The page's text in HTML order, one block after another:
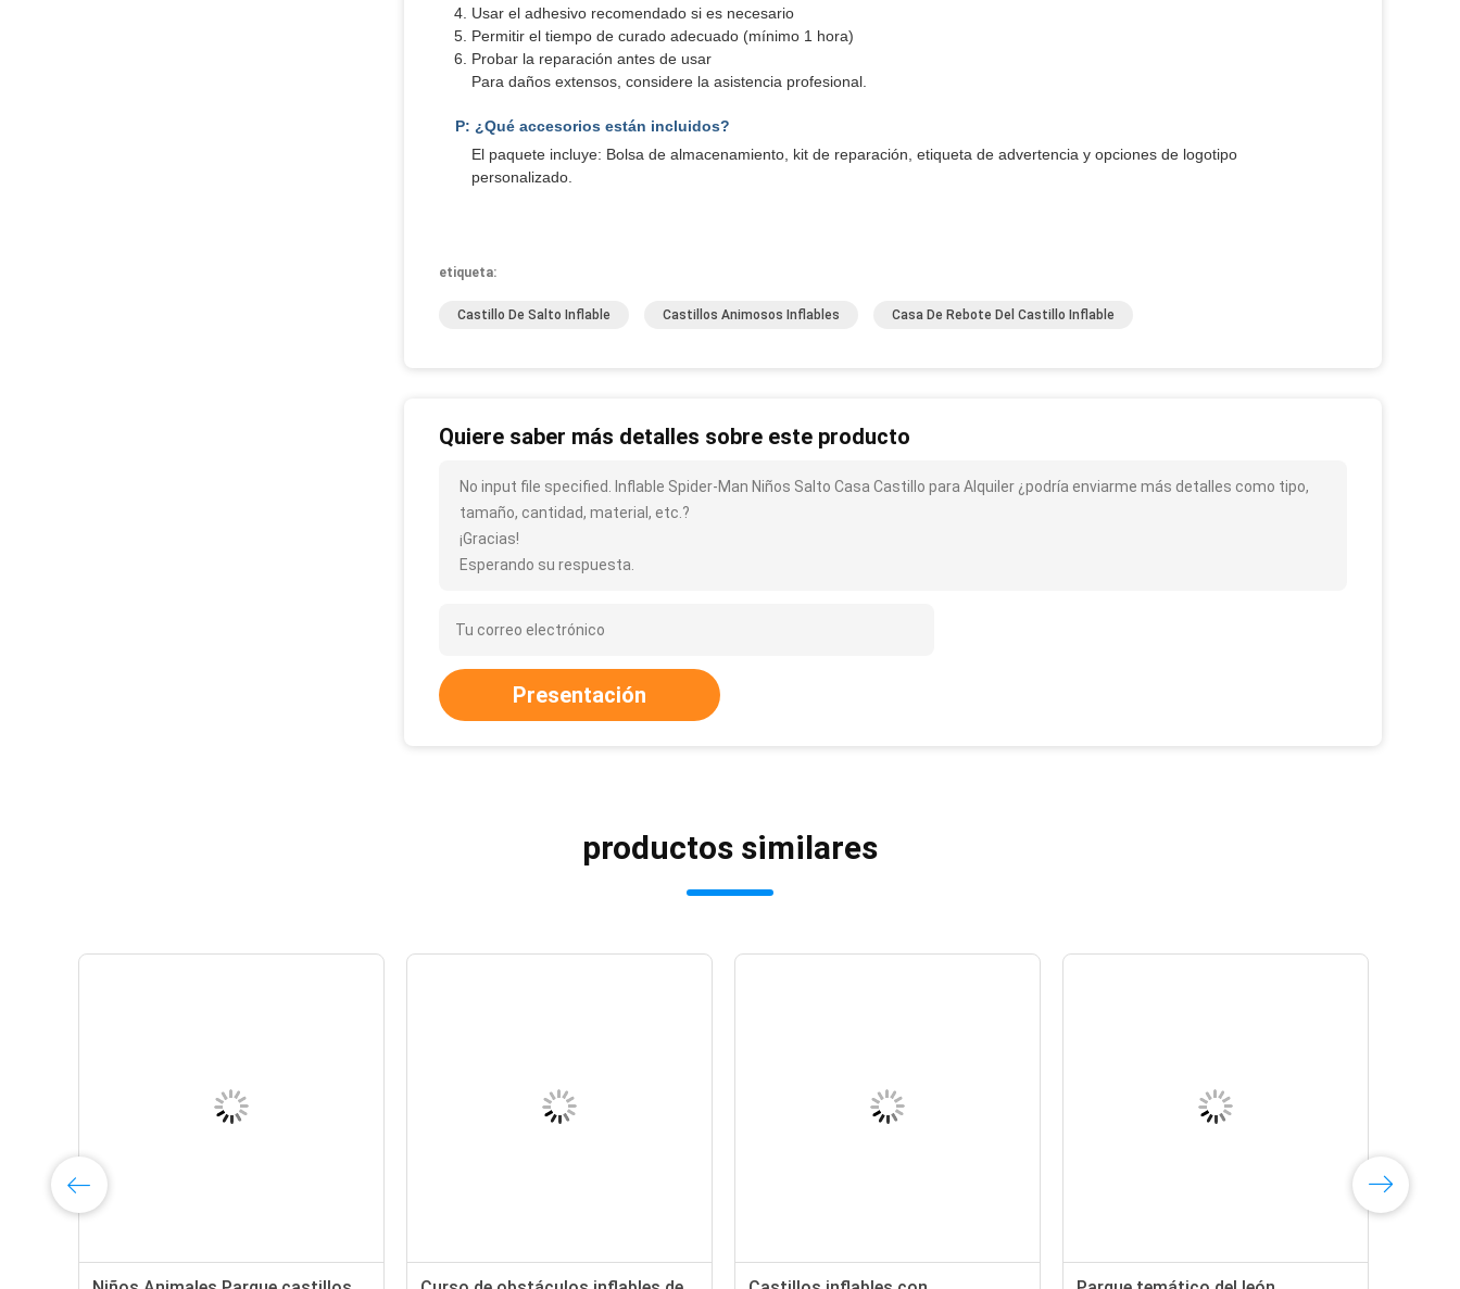
Usar el adhesivo recomendado si es necesario
Permitir el tiempo de curado adecuado (mínimo 1 hora)
Probar la reparación antes de usar
Para daños extensos, considere la asistencia profesional.
P: ¿Qué accesorios están incluidos?
El paquete incluye: Bolsa de almacenamiento, kit de reparación, etiqueta de advertencia y opciones de logotipo
personalizado.
etiqueta:
Castillo De Salto Inflable Castillos Animosos Inflables Casa De Rebote Del Castillo Inflable
Quiere saber más detalles sobre este producto
No input file specified. Inflable Spider-Man Niños Salto Casa Castillo para Alquiler ¿podría enviarme más detalles como tipo,
tamaño, cantidad, material, etc.?
¡Gracias!
Esperando su respuesta.
Presentación
productos similares